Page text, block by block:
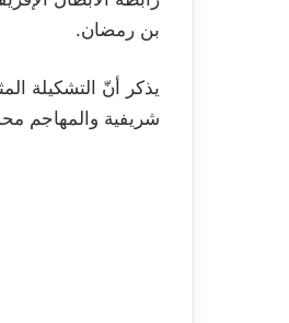
بن رمضان.
يذكر أنّ التشكيلة
شريفية والمهاجم